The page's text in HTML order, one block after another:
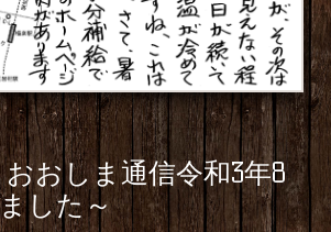
おしま通信令和3年8
した～